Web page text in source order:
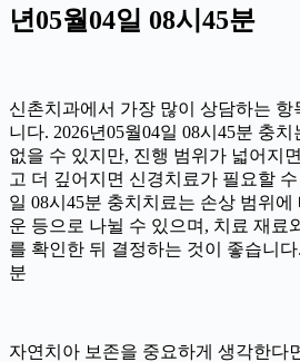
년05월04일 08시45분
신촌치과에서 가장 많이 상담하는 항
니다. 2026년05월04일 08시45분 충
없을 수 있지만, 진행 범위가 넓어지
고 더 깊어지면 신경치료가 필요할
일 08시45분 충치치료는 손상 범위
운 등으로 나뉠 수 있으며, 치료 재료
를 확인한 뒤 결정하는 것이 좋습니다
분
자연치아 보존을 중요하게 생각한다